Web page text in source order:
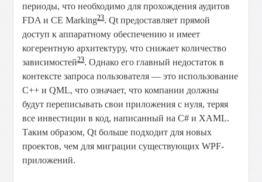
периоды, что необходимо для прохождения аудитов
FDA и CE Marking23. Qt предоставляет прямой
доступ к аппаратному обеспечению и имеет
когерентную архитектуру, что снижает количество
зависимостей23. Однако его главный недостаток в
контексте запроса пользователя — это использование
C++ и QML, что означает, что компании должны
будут переписывать свои приложения с нуля, теряя
все инвестиции в код, написанный на C# и XAML.
Таким образом, Qt больше подходит для новых
проектов, чем для миграции существующих WPF-
приложений.